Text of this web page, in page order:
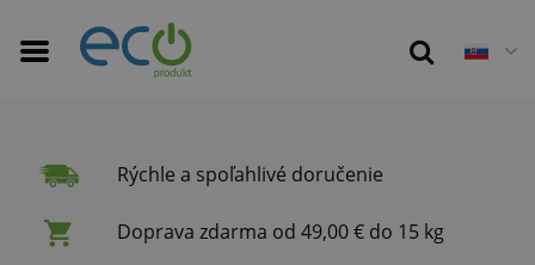
Rýchle a spoľahlivé doručenie
Doprava zdarma od 49,00 € do 15 kg